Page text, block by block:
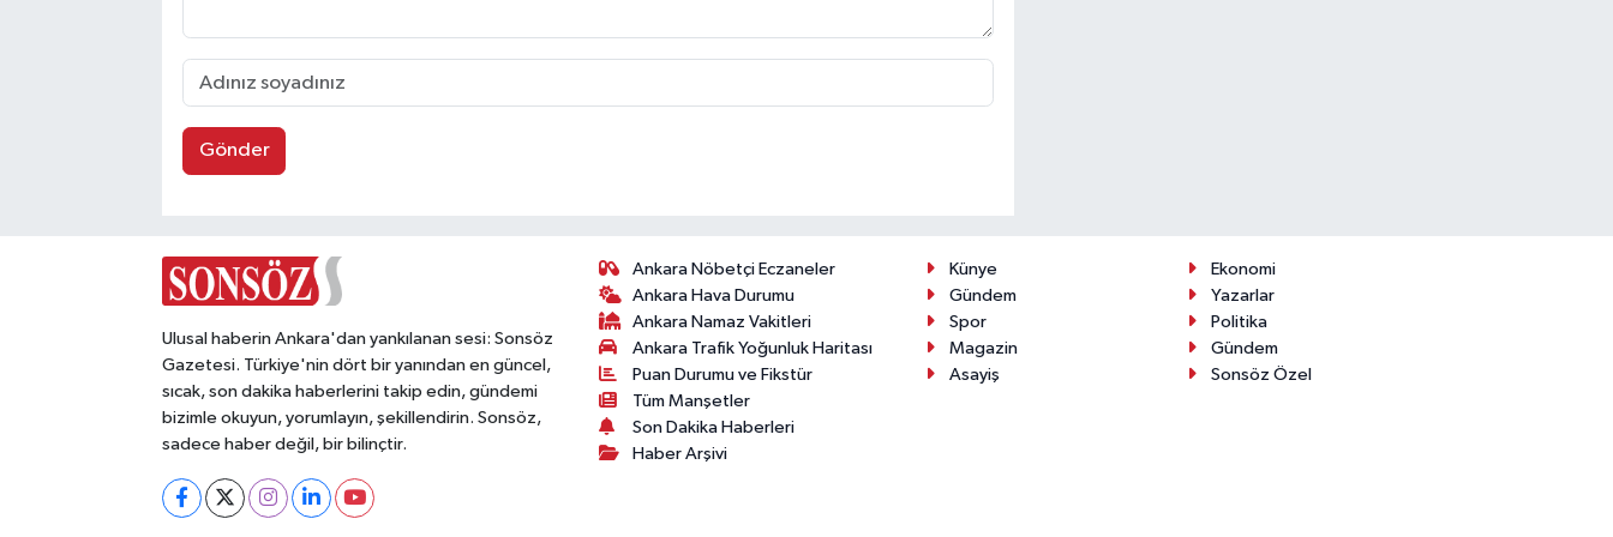
Gönder
Ulusal haberin Ankara'dan yankılanan sesi: Sonsöz
Gazetesi. Türkiye'nin dört bir yanından en güncel,
sıcak, son dakika haberlerini takip edin, gündemi
bizimle okuyun, yorumlayın, şekillendirin. Sonsöz,
sadece haber değil, bir bilinçtir.
Ankara Nöbetçi Eczaneler
Ankara Hava Durumu
Ankara Namaz Vakitleri
Ankara Trafik Yoğunluk Haritası
Puan Durumu ve Fikstür
Tüm Manşetler
Son Dakika Haberleri
Haber Arşivi
Künye
Ekonomi
Gündem
Yazarlar
Spor
Politika
Magazin
Gündem
Asayiş
Sonsöz Özel